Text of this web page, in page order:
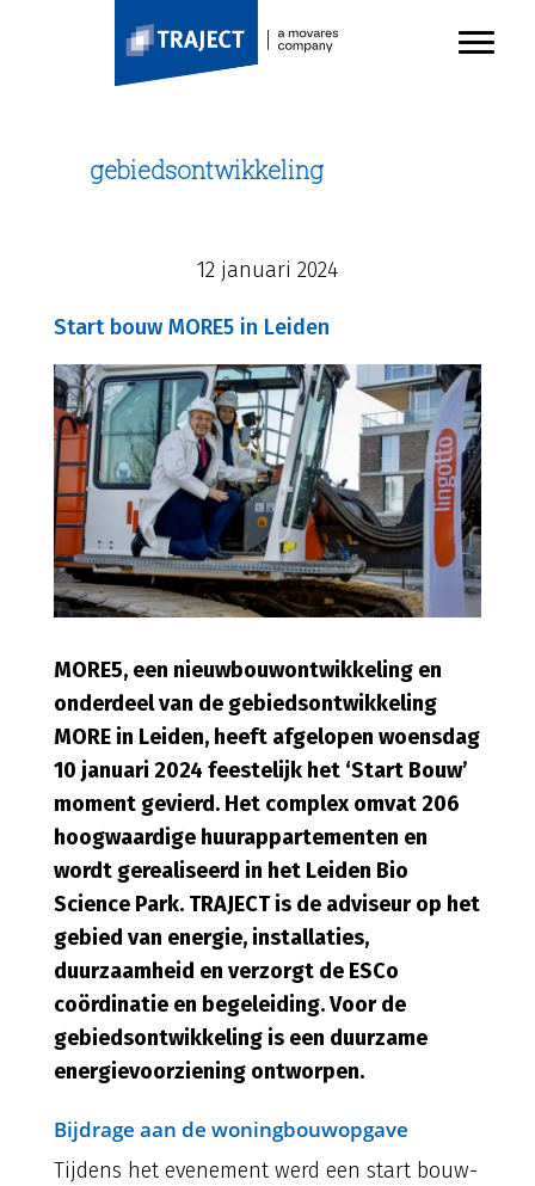
gebiedsontwikkeling
12 januari 2024
Start bouw MORE5 in Leiden
MORE5, een nieuwbouwontwikkeling en
onderdeel van de gebiedsontwikkeling
MORE in Leiden, heeft afgelopen woensdag
10 januari 2024 feestelijk het ‘Start Bouw’
moment gevierd. Het complex omvat 206
hoogwaardige huurappartementen en
wordt gerealiseerd in het Leiden Bio
Science Park. TRAJECT is de adviseur op het
gebied van energie, installaties,
duurzaamheid en verzorgt de ESCo
coördinatie en begeleiding. Voor de
gebiedsontwikkeling is een duurzame
energievoorziening ontworpen.
Bijdrage aan de woningbouwopgave
Tijdens het evenement werd een start bouw-